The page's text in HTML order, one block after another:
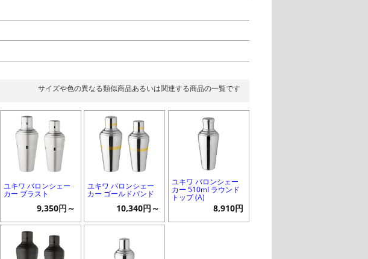
サイズや色の異なる類似商品あるいは関連する商品の一覧です
ユキワ バロンシェー
カー ブラスト
9,350円～
ユキワ バロンシェー
カー ゴールドバンド
10,340円～
ユキワ バロンシェー
カー 510ml ラウンド
トップ (A)
8,910円